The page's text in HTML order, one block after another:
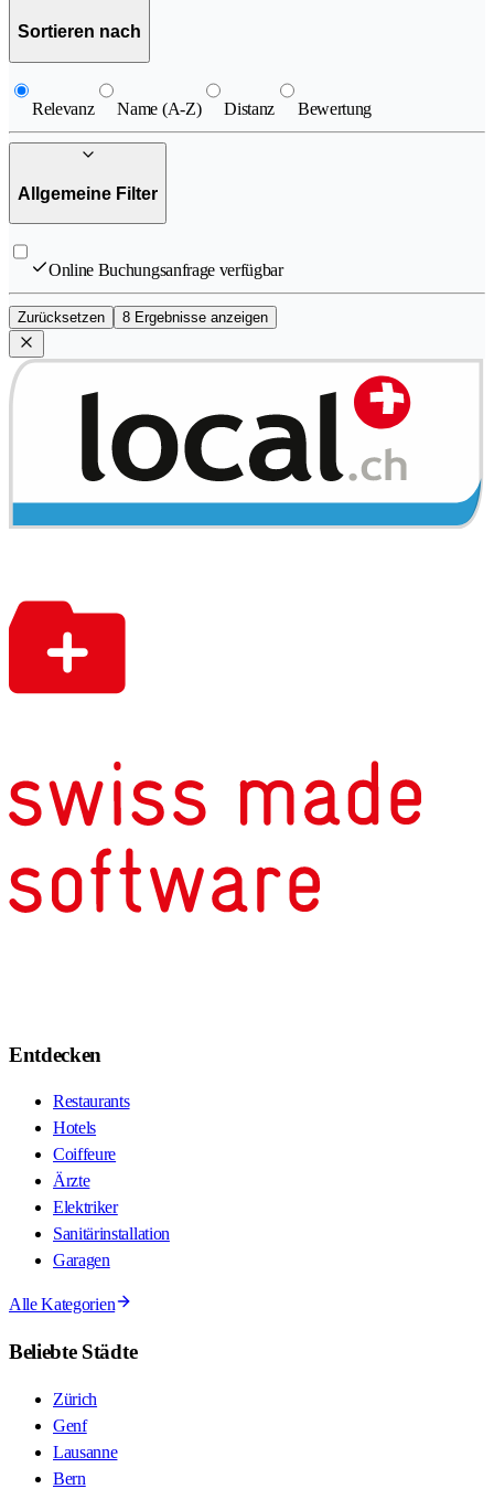
Sortieren nach
Relevanz Name (A-Z) Distanz Bewertung
Allgemeine Filter
Online Buchungsanfrage verfügbar
Zurücksetzen 8 Ergebnisse anzeigen
Entdecken
Restaurants
Hotels
Coiffeure
Ärzte
Elektriker
Sanitärinstallation
Garagen
Alle Kategorien
Beliebte Städte
Zürich
Genf
Lausanne
Bern